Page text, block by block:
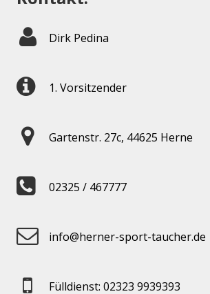
Dirk Pedina
1. Vorsitzender
Gartenstr. 27c, 44625 Herne
02325 / 467777
info@herner-sport-taucher.de
Fülldienst: 02323 9939393